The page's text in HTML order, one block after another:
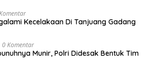
Kecelakaan Di Tanjuang Gadang
0 Komentar
Munir, Polri Didesak Bentuk Tim